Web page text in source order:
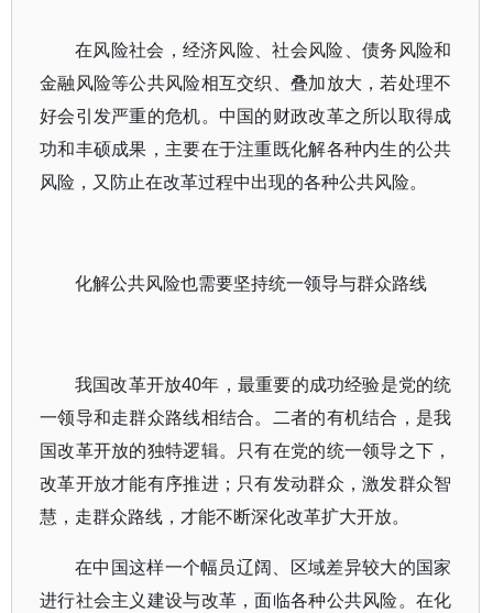
在风险社会，经济风险、社会风险、债务风险和
金融风险等公共风险相互交织、叠加放大，若处理不
好会引发严重的危机。中国的财政改革之所以取得成
功和丰硕成果，主要在于注重既化解各种内生的公共
风险，又防止在改革过程中出现的各种公共风险。
化解公共风险也需要坚持统一领导与群众路线
我国改革开放40年，最重要的成功经验是党的统
一领导和走群众路线相结合。二者的有机结合，是我
国改革开放的独特逻辑。只有在党的统一领导之下，
改革开放才能有序推进；只有发动群众，激发群众智
慧，走群众路线，才能不断深化改革扩大开放。
在中国这样一个幅员辽阔、区域差异较大的国家
进行社会主义建设与改革，面临各种公共风险。在化